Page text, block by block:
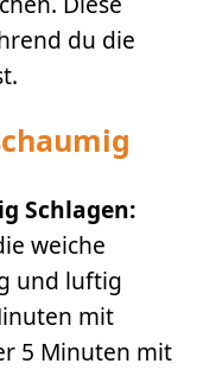
du die
Schlagen:
weiche
und luftig
mit
5 Minuten mit